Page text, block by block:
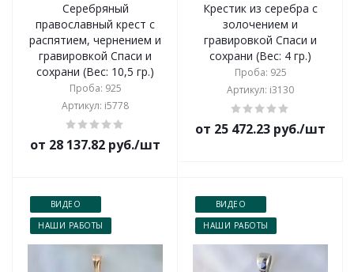
Серебряный
православный крест с
распятием, чернением и
гравировкой Спаси и
сохрани (Вес: 10,5 гр.)
Проба: 925
Артикул: i5778
от 28 137.82 руб./шт
Крестик из серебра с
золочением и
гравировкой Спаси и
сохрани (Вес: 4 гр.)
Проба: 925
Артикул: i3130
от 25 472.23 руб./шт
ВИДЕО
НАШИ РАБОТЫ
ВИДЕО
НАШИ РАБОТЫ